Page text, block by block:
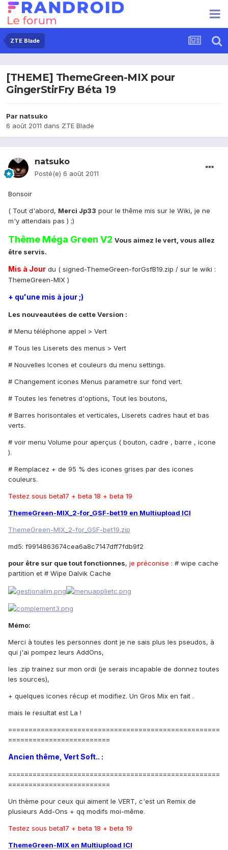
ZTE Blade
[THEME] ThemeGreen-MIX pour
GingerStirFry Béta 19
Par natsuko
6 août 2011 dans ZTE Blade
natsuko
Posté(e) 6 août 2011
Bonsoir
( Tout d'abord, Merci Jp33 pour le thême mis sur le Wiki, je ne
m'y attendais pas ) ;)
Thême Méga Green V2 Vous aimez le vert, vous allez
être servis.
Mis à Jour du ( signed-ThemeGreen-forGsfB19.zip / sur le wiki :
ThemeGreen-MIX )
+ qu'une mis à jour ;)
Les nouveautées de cette Version :
# Menu téléphone appel > Vert
# Tous les Liserets des menus > Vert
# Nouvelles Icones et couleurs du menu settings.
# Changement icones Menus parametre sur fond vert.
# Toutes les fenetres d'options, Tout les boutons,
# Barres horisontales et verticales, Liserets cadres haut et bas
verts.
# voir menu Volume pour aperçus ( bouton, cadre , barre , icone
).
# Remplacez + de 95 % des icones grises par des icones
couleurs.
Testez sous beta17 + beta 18 + beta 19
ThemeGreen-MIX_2-for_GSF-bet19 en Multiupload ICI
ThemeGreen-MIX_2-for_GSF-bet19.zip
md5: f9914863674cea6a8c7147dff7fdb9f2
pour être sur que tout fonctionnes, je préconise : # wipe cache
partition et # Wipe Dalvik Cache
Mémo:
Merci à toutes les personnes dont je ne sais plus les pseudos, à
qui j'ai pompez leurs AddOns,
les .zip trainez sur mon ordi (je serais incapable de donnez toutes
les sources),
+ quelques icones récup et modifiez. Un Gros Mix en fait .
mais le resultat est La !
====================================================
=========================
Ancien thême, Vert Soft.. :
====================================================
=========================
Un thème pour ceux qui aiment le VERT, c'est un Remix de
plusieurs Add-Ons + qq modifs moi-même.
Testez sous beta17 + beta 18 + beta 19
ThemeGreen-MIX en Multiupload ICI